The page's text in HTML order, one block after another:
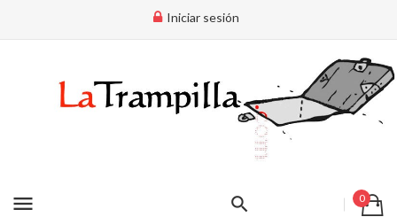
Iniciar sesión
menu 0